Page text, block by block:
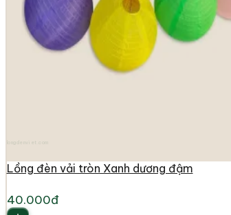
Lồng đèn vải tròn Xanh dương đậm
40.000đ